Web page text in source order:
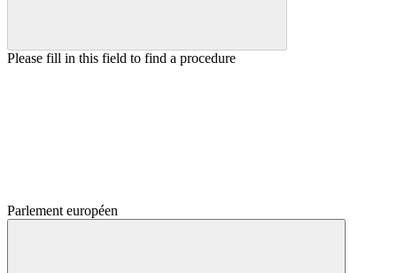
Please fill in this field to find a procedure
Parlement européen